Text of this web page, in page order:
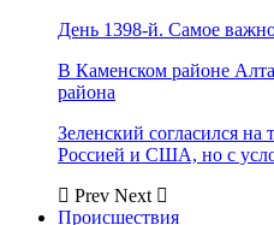
День 1398-й. Самое
В Каменском районе
района
Зеленский согласился
Россией и США, но с
Prev Next
Происшествия